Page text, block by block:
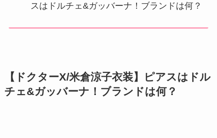
スはドルチェ&ガッバーナ！ブランドは何？
【ドクターX/米倉涼子衣装】ピアスはドル
チェ&ガッバーナ！ブランドは何？